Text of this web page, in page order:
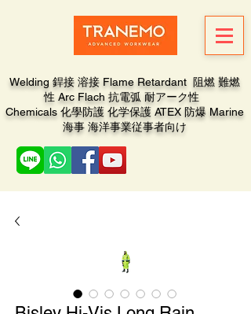
Welding 銲接 溶接 Flame Retardant 阻燃 難燃
性 Arc Flach 抗電弧 耐アーク性
Chemicals 化學防護 化学保護 ATEX 防爆 Marine
海事 海洋事業従事者向け